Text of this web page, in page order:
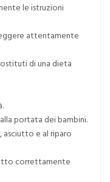
le istruzioni
attentamente
di una dieta
portata dei bambini.
e al riparo
correttamente